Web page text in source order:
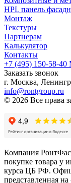
HPL панель
Монтаж
Текстуры
Партнерам
Калькулятор
Контакты
+7 (495) 150-58-40
Заказать звонок
г. Москва,
info@rontgroup.ru
© 2026 Все права
Компания
покупке товара у
курса ЦБ РФ.
представленная